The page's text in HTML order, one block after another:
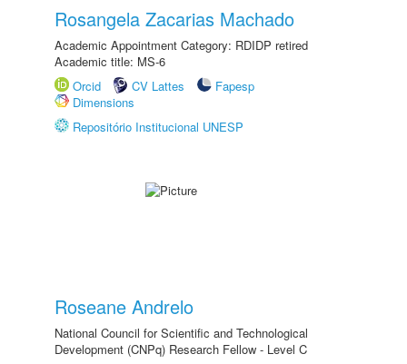
Rosangela Zacarias Machado
Academic Appointment Category: RDIDP retired
Academic title: MS-6
Orcid
CV Lattes
Fapesp
Dimensions
Repositório Institucional UNESP
Roseane Andrelo
National Council for Scientific and Technological
Development (CNPq) Research Fellow - Level C